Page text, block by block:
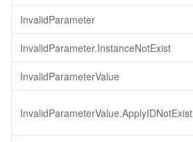
InvalidParameter
InvalidParameter.InstanceNotExist
InvalidParameterValue
InvalidParameterValue.ApplyIDNotExist